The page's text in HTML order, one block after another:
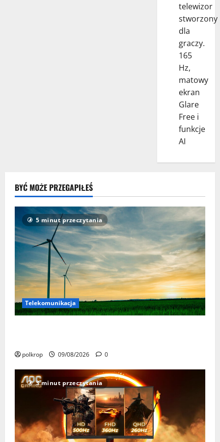
telewizor
stworzony
dla
graczy.
165
Hz,
matowy
ekran
Glare
Free i
funkcje
AI
BYĆ MOŻE PRZEGAPIŁEŚ
5 minut przeczytania
Telekomunikacja
polkrop 09/08/2026 0
3 minut przeczytania